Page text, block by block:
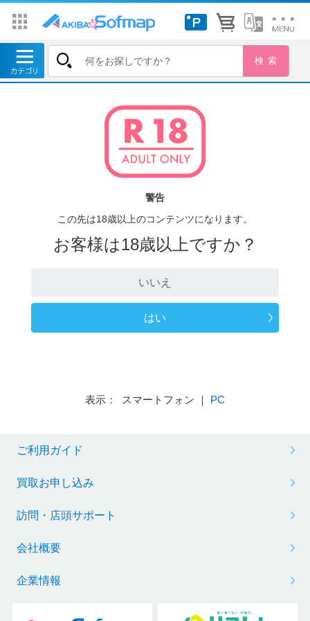
警告
この先は18歳以上のコンテンツになります。
お客様は18歳以上ですか？
いいえ
はい
表示： スマートフォン ｜ PC
ご利用ガイド
買取お申し込み
訪問・店頭サポート
会社概要
企業情報